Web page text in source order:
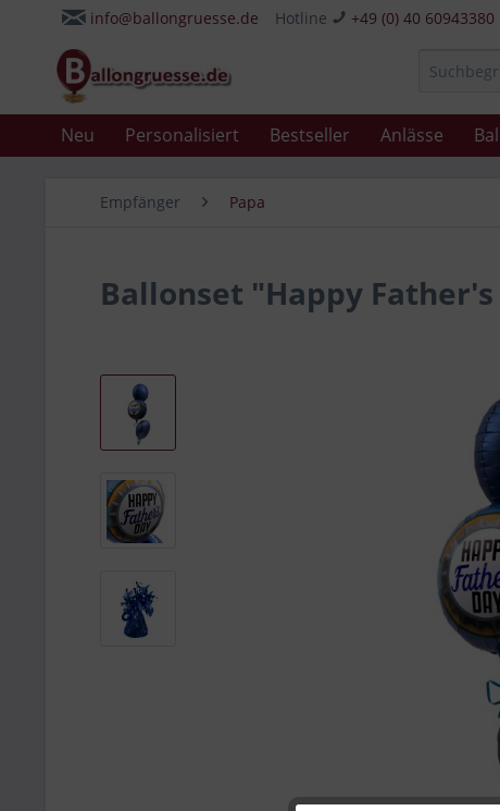
info@ballongruesse.de Hotline +49 (0) 40 60943380
Neu Personalisiert Bestseller Anlässe
Empfänger Papa
Ballonset "Happy